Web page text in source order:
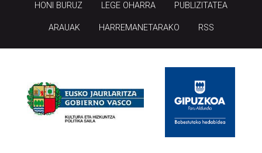
HONI BURUZ LEGE OHARRA PUBLIZITATEA
ARAUAK HARREMANETARAKO RSS